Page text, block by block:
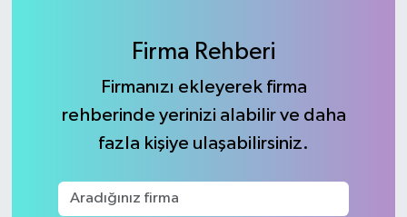
Firma Rehberi
Firmanızı ekleyerek firma
rehberinde yerinizi alabilir ve daha
fazla kişiye ulaşabilirsiniz.
Süper Lig Puan Durumu ve Fikstür